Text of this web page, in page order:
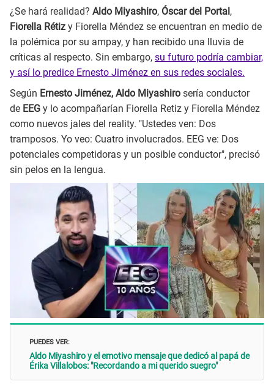
¿Se hará realidad? Aldo Miyashiro, Óscar del Portal,
Fiorella Rétiz y Fiorella Méndez se encuentran en medio de
la polémica por su ampay, y han recibido una lluvia de
críticas al respecto. Sin embargo, su futuro podría cambiar,
y así lo predice Ernesto Jiménez en sus redes sociales.
Según Ernesto Jiménez, Aldo Miyashiro sería conductor
de EEG y lo acompañarían Fiorella Retiz y Fiorella Méndez
como nuevos jales del reality. "Ustedes ven: Dos
tramposos. Yo veo: Cuatro involucrados. EEG ve: Dos
potenciales competidoras y un posible conductor", precisó
sin pelos en la lengua.
PUEDES VER:
Aldo Miyashiro y el emotivo mensaje que dedicó al papá de
Érika Villalobos: "Recordando a mi querido suegro"